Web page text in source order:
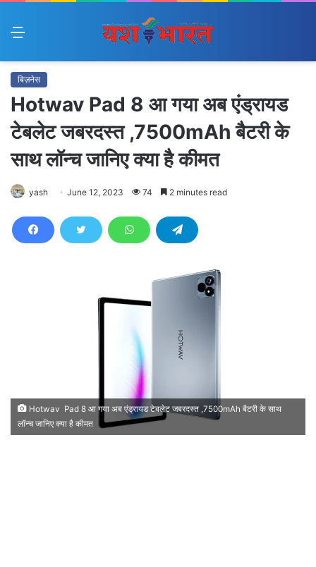
Menu
बिज़नेस
Hotwav Pad 8 आ गया अब एंड्रायड
टेबलेट जबरदस्त ,7500mAh बैटरी के
साथ लॉन्च जानिए क्या है कीमत
yash June 12, 2023 74 2 minutes read
Hotwav Pad 8 आ गया अब एंड्रायड टेबलेट जबरदस्त ,7500mAh बैटरी के साथ
लॉन्च जानिए क्या है कीमत